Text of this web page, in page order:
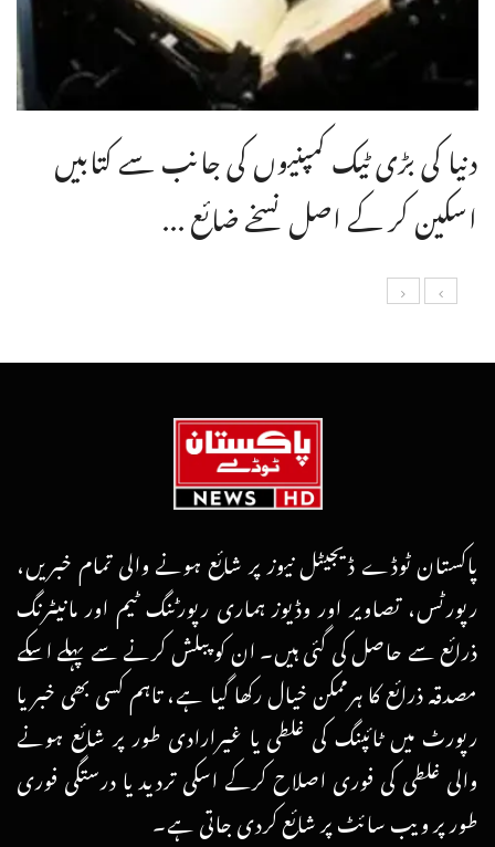
دنیا کی بڑی ٹیک کمپنیوں کی جانب سے کتابیں
اسکین کر کے اصل نسخے ضائع ...
پاکستان ٹوڈے ڈیجیٹل نیوز پر شائع ہونے والی تمام خبریں،
رپورٹس، تصاویر اور وڈیوز ہماری رپورٹنگ ٹیم اور مانیٹرنگ
ذرائع سے حاصل کی گئی ہیں۔ ان کو پبلش کرنے سے پہلے اسکے
مصدقہ ذرائع کا ہرممکن خیال رکھا گیا ہے، تاہم کسی بھی خبر یا
رپورٹ میں ٹائپنگ کی غلطی یا غیرارادی طور پر شائع ہونے
والی غلطی کی فوری اصلاح کرکے اسکی تردید یا درستگی فوری
طور پر ویب سائٹ پر شائع کردی جاتی ہے۔